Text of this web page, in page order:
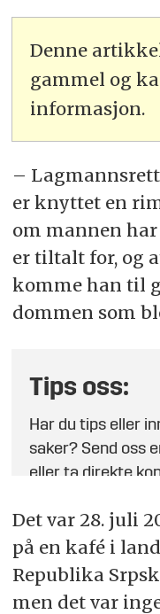
Denne
gammel og
informasjon.
–
er knyttet en
om mannen
er tiltalt for, og
komme han til
dommen som
Tips oss:
Har du tips eller
saker? Send oss
eller ta direkte
Det var 28. juli
på en kafé i
Republika
men det var